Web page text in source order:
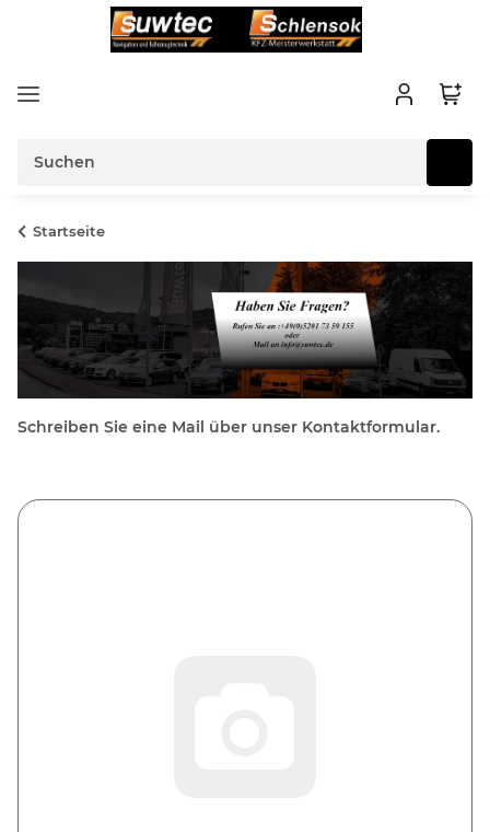
Startseite
Schreiben Sie eine Mail über unser Kontaktformular.